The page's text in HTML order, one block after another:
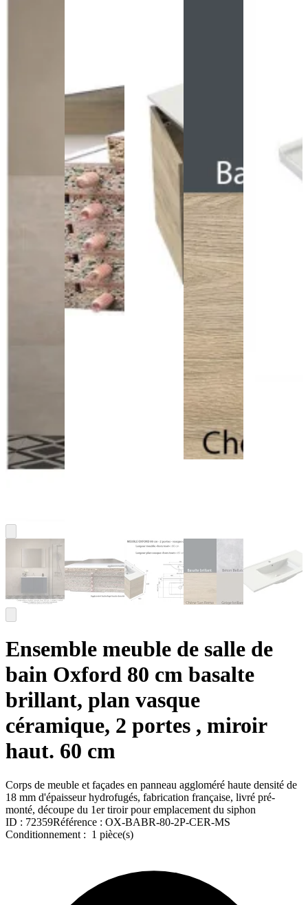
Ensemble meuble de salle de
bain Oxford 80 cm basalte
brillant, plan vasque
céramique, 2 portes , miroir
haut. 60 cm
Corps de meuble et façades en panneau aggloméré haute densité de
18 mm d'épaisseur hydrofugés, fabrication française, livré pré-
monté, découpe du 1er tiroir pour emplacement du siphon
ID : 72359Référence : OX-BABR-80-2P-CER-MS
Conditionnement : 1 pièce(s)